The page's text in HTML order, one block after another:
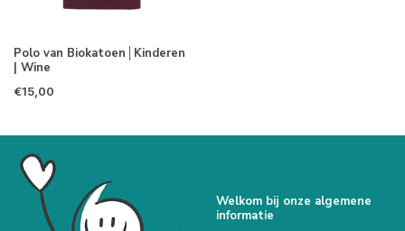
Polo van Biokatoen│Kinderen
| Wine
€15,00
Welkom bij onze algemene
informatie